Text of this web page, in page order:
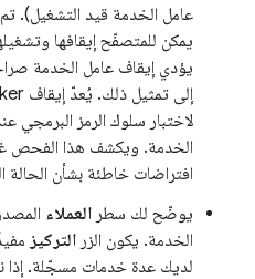
عامل الخدمة قيد التشغيل).
يمكن للمتصفّح إيقافها
يؤدي إيقاف عامل الخدمة
الخدمة. ويكشف هذا الفحص
افتراضات خاطئة بشأن الحالة
يوضّح لك سطر العملاء
الخدمة. يكون الزر التركيز
لديك عدة خدمات مسجّلة. إذا